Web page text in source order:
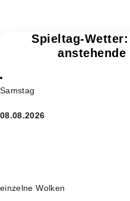
Spieltag-
Samstag
08.08.2026
einzelne Wolken